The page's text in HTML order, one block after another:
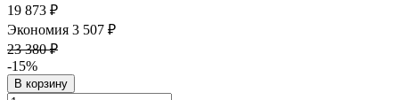
19 873 ₽
Экономия 3 507 ₽
23 380 ₽
-15%
В корзину